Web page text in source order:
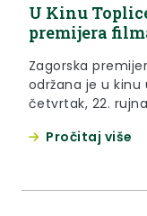
U Kinu
premijera
Zagorska
održana je u kinu
četvrtak, 22.
Pročitaj više